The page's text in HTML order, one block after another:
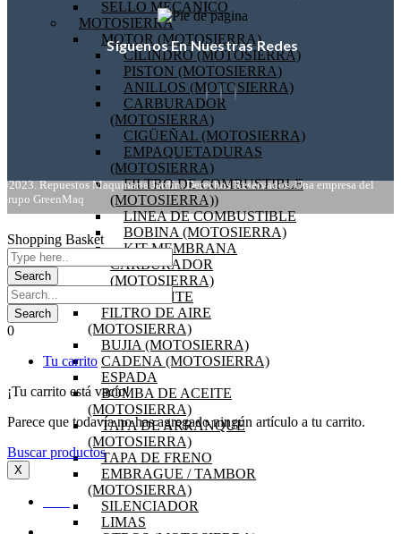
SELLO MECANICO
MOTOSIERRA
MOTOR (MOTOSIERRA)
CILINDRO (MOTOSIERRA)
PISTON (MOTOSIERRA)
ANILLOS (MOTOSIERRA)
CARBURADOR
(MOTOSIERRA)
CIGÜEÑAL (MOTOSIERRA)
EMPAQUETADURAS
(MOTOSIERRA)
FILTRO DE COMBUSTIBLE
(MOTOSIERRA))
LINEA DE COMBUSTIBLE
BOBINA (MOTOSIERRA)
KIT MEMBRANA
CARBURADOR
(MOTOSIERRA)
VOLANTE
FILTRO DE AIRE
(MOTOSIERRA)
BUJIA (MOTOSIERRA)
CADENA (MOTOSIERRA)
ESPADA
BOMBA DE ACEITE
(MOTOSIERRA)
TAPA DE ARRANQUE
(MOTOSIERRA)
TAPA DE FRENO
EMBRAGUE / TAMBOR
(MOTOSIERRA)
SILENCIADOR
LIMAS
Síguenos En Nuestras Redes
©2023. Repuestos Maquinaria Jardín. Derechos Reservados. Una empresa del
Grupo GreenMaq
Shopping Basket
0
Tu carrito
¡Tu carrito está vacío!
Parece que todavía no has agregado ningún artículo a tu carrito.
Buscar productos
X